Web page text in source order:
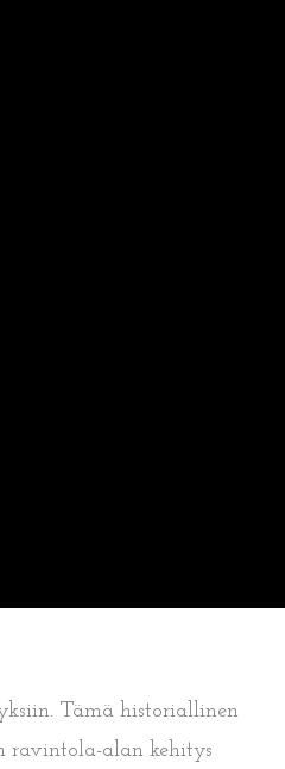
Tämä historiallinen
ravintola-alan kehitys